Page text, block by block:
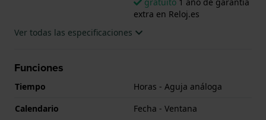
extra en Reloj.es
Ver todas las especificaciones
Funciones
Tiempo
Horas - Aguja análoga
Calendario
Fecha - Ventana